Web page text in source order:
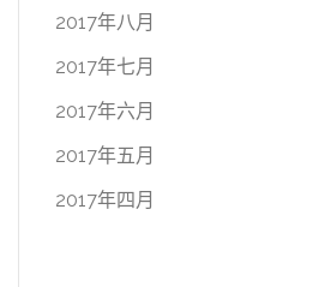
2017年八月
2017年七月
2017年六月
2017年五月
2017年四月